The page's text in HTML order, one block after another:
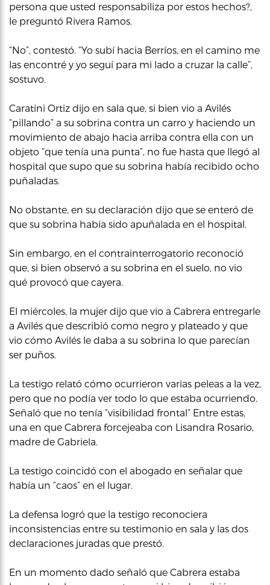
persona que usted responsabiliza por estos hechos?,
le preguntó Rivera Ramos.
“No”, contestó. “Yo subí hacia Berríos, en el camino me
las encontré y yo seguí para mi lado a cruzar la calle”,
sostuvo.
Caratini Ortiz dijo en sala que, si bien vio a Avilés
“pillando” a su sobrina contra un carro y haciendo un
movimiento de abajo hacia arriba contra ella con un
objeto “que tenía una punta”, no fue hasta que llegó al
hospital que supo que su sobrina había recibido ocho
puñaladas.
No obstante, en su declaración dijo que se enteró de
que su sobrina había sido apuñalada en el hospital.
Sin embargo, en el contrainterrogatorio reconoció
que, si bien observó a su sobrina en el suelo, no vio
qué provocó que cayera.
El miércoles, la mujer dijo que vio a Cabrera entregarle
a Avilés que describió como negro y plateado y que
vio cómo Avilés le daba a su sobrina lo que parecían
ser puños.
La testigo relató cómo ocurrieron varias peleas a la vez,
pero que no podía ver todo lo que estaba ocurriendo.
Señaló que no tenía “visibilidad frontal” Entre estas,
una en que Cabrera forcejeaba con Lisandra Rosario,
madre de Gabriela.
La testigo coincidó con el abogado en señalar que
había un “caos” en el lugar.
La defensa logró que la testigo reconociera
inconsistencias entre su testimonio en sala y las dos
declaraciones juradas que prestó.
En un momento dado señaló que Cabrera estaba